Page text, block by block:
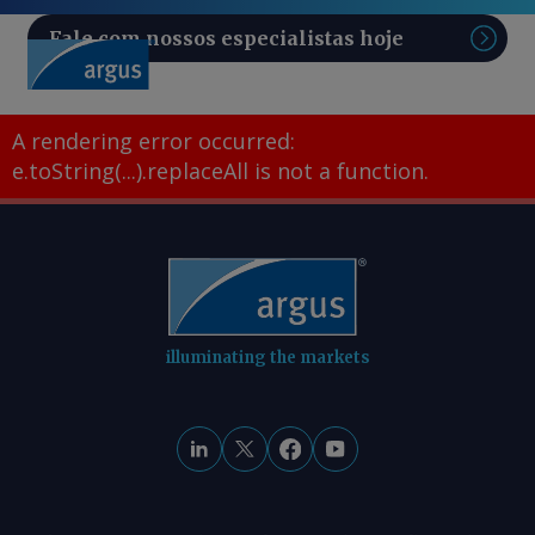
Fale com nossos especialistas hoje
A rendering error occurred:
e.toString(...).replaceAll is not a function.
illuminating the markets